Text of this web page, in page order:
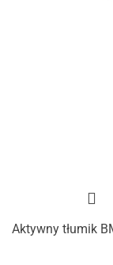
Aktywny tłumik